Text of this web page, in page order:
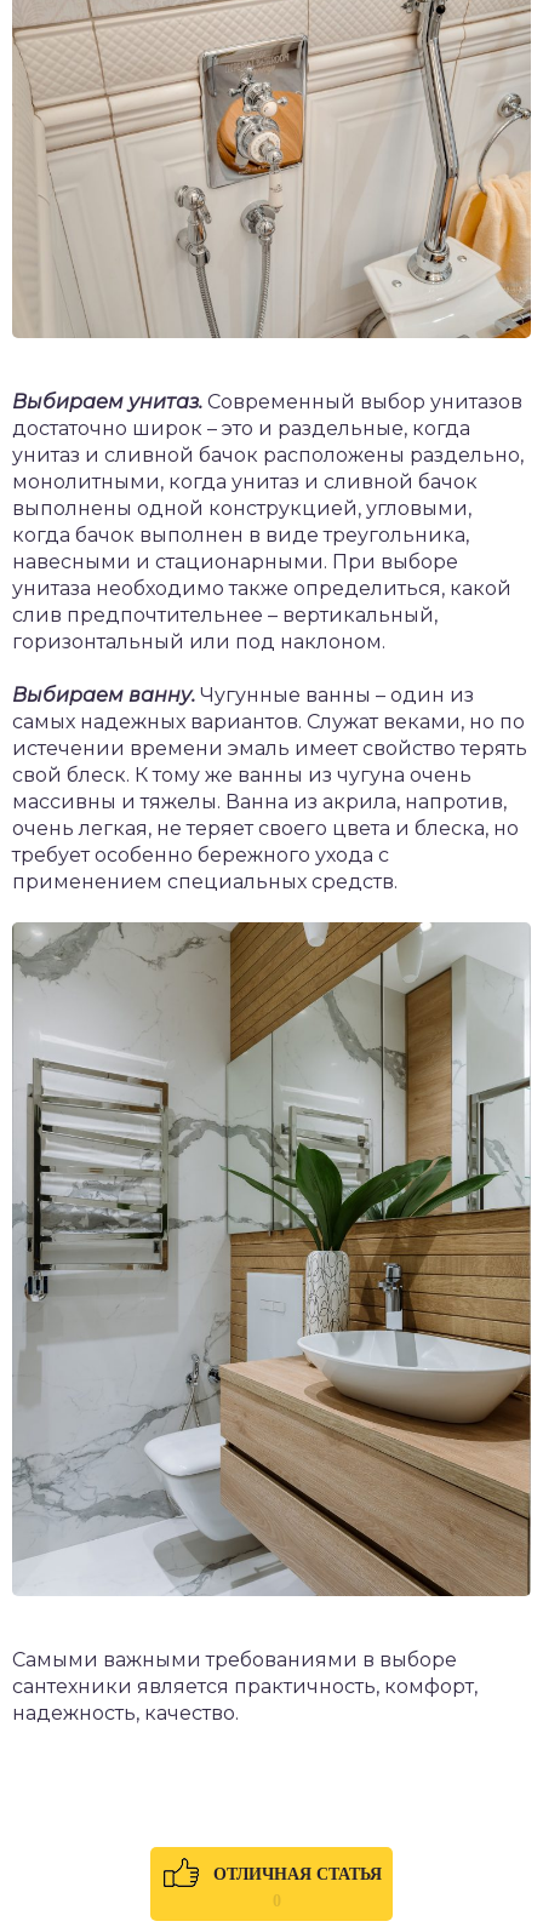
Выбираем унитаз. Современный выбор унитазов
достаточно широк – это и раздельные, когда
унитаз и сливной бачок расположены раздельно,
монолитными, когда унитаз и сливной бачок
выполнены одной конструкцией, угловыми,
когда бачок выполнен в виде треугольника,
навесными и стационарными. При выборе
унитаза необходимо также определиться, какой
слив предпочтительнее – вертикальный,
горизонтальный или под наклоном.
Выбираем ванну. Чугунные ванны – один из
самых надежных вариантов. Служат веками, но по
истечении времени эмаль имеет свойство терять
свой блеск. К тому же ванны из чугуна очень
массивны и тяжелы. Ванна из акрила, напротив,
очень легкая, не теряет своего цвета и блеска, но
требует особенно бережного ухода с
применением специальных средств.
Самыми важными требованиями в выборе
сантехники является практичность, комфорт,
надежность, качество.
ОТЛИЧНАЯ СТАТЬЯ
0